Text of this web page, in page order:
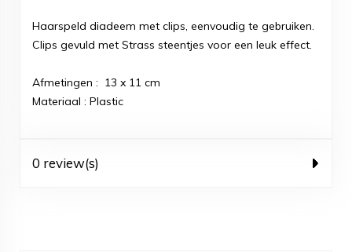
Haarspeld diadeem met clips, eenvoudig te gebruiken.
Clips gevuld met Strass steentjes voor een leuk effect.
Afmetingen : 13 x 11 cm
Materiaal : Plastic
0 review(s)